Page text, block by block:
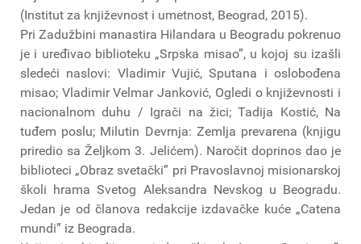
(Institut za književnost i umetnost, Beograd, 2015).
Pri Zadužbini manastira Hilandara u Beogradu pokrenuo
je i uređivao biblioteku „Srpska misao”, u kojoj su izašli
sledeći naslovi: Vladimir Vujić, Sputana i oslobođena
misao; Vladimir Velmar Janković, Ogledi o književnosti i
nacionalnom duhu / Igrači na žici; Tadija Kostić, Na
tuđem poslu; Milutin Devrnja: Zemlja prevarena (knjigu
priredio sa Željkom 3. Jelićem). Naročit doprinos dao je
biblioteci „Obraz svetački” pri Pravoslavnoj misionarskoj
školi hrama Svetog Aleksandra Nevskog u Beogradu.
Jedan je od članova redakcije izdavačke kuće „Catena
mundi” iz Beograda.